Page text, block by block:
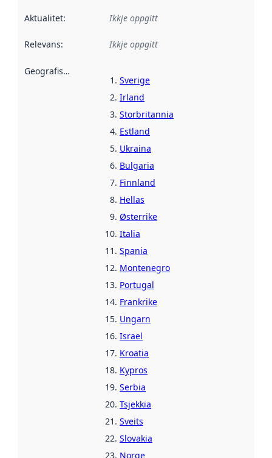
Aktualitet: Ikkje oppgitt
Relevans: Ikkje oppgitt
Geografisk område
Sverige
Irland
Storbritannia
Estland
Ukraina
Bulgaria
Finnland
Hellas
Østerrike
Italia
Spania
Montenegro
Portugal
Frankrike
Ungarn
Israel
Kroatia
Kypros
Serbia
Tsjekkia
Sveits
Slovakia
Norge